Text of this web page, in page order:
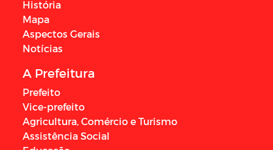
História
Mapa
Aspectos Gerais
Notícias
A Prefeitura
Prefeito
Vice-prefeito
Agricultura, Comércio e Turismo
Assistência Social